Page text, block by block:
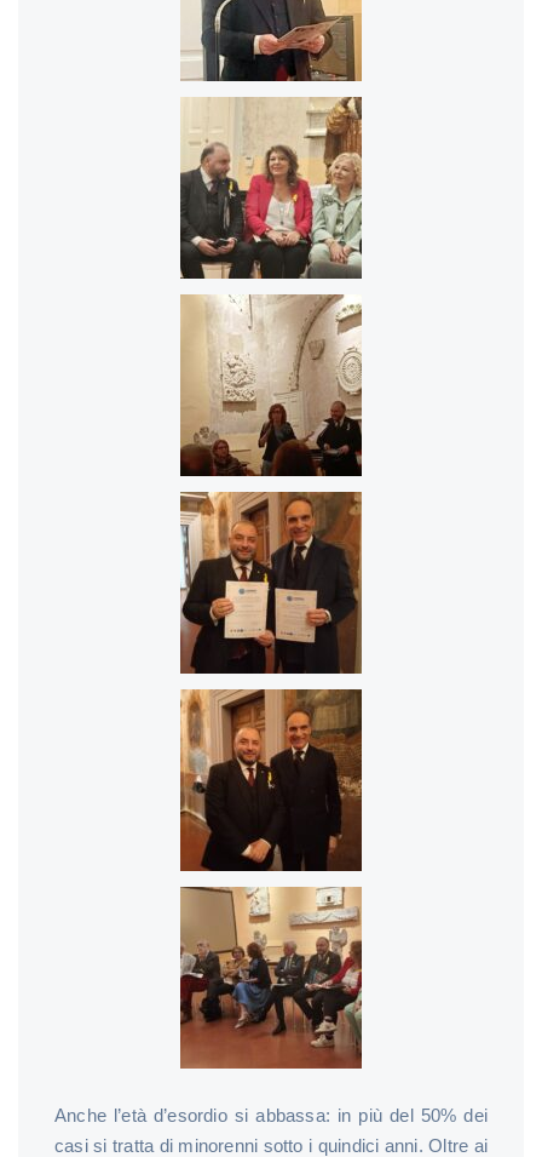
Anche l’età d’esordio si abbassa: in più del 50% dei
casi si tratta di minorenni sotto i quindici anni. Oltre ai